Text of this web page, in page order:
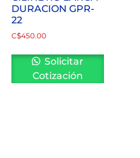
DURACION GPR-
22
C$450.00
Solicitar
Cotización